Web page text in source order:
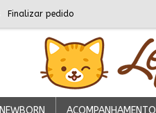
Finalizar pedido
NEWBORN ACOMPANHAMENTO